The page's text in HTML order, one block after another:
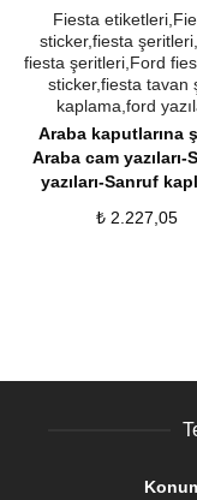
Fiesta
sticker,fiesta
fiesta şeritleri,Ford
sticker,fiesta tavan
kaplama,ford
Araba kaputlarına
Araba cam yazıları-
yazıları-Sanruf
₺2.227,05
Konum